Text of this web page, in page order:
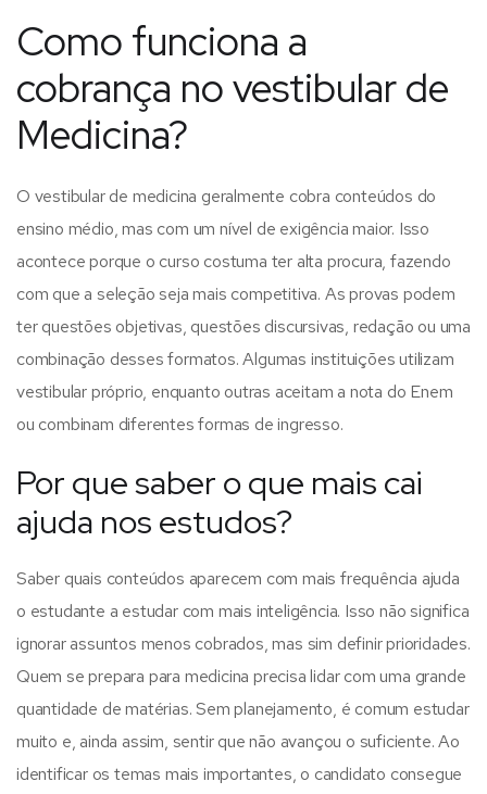
Como funciona a
cobrança no vestibular de
Medicina?
O vestibular de medicina geralmente cobra conteúdos do
ensino médio, mas com um nível de exigência maior. Isso
acontece porque o curso costuma ter alta procura, fazendo
com que a seleção seja mais competitiva. As provas podem
ter questões objetivas, questões discursivas, redação ou uma
combinação desses formatos. Algumas instituições utilizam
vestibular próprio, enquanto outras aceitam a nota do Enem
ou combinam diferentes formas de ingresso.
Por que saber o que mais cai
ajuda nos estudos?
Saber quais conteúdos aparecem com mais frequência ajuda
o estudante a estudar com mais inteligência. Isso não significa
ignorar assuntos menos cobrados, mas sim definir prioridades.
Quem se prepara para medicina precisa lidar com uma grande
quantidade de matérias. Sem planejamento, é comum estudar
muito e, ainda assim, sentir que não avançou o suficiente. Ao
identificar os temas mais importantes, o candidato consegue